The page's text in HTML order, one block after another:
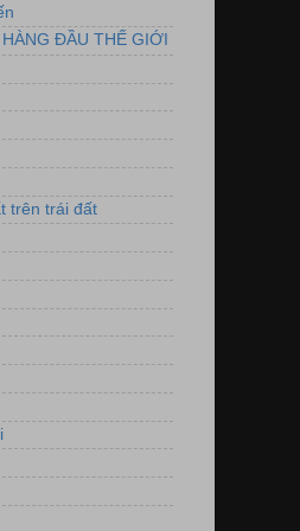
ĐẦU THẾ GIỚI
trên trái đất